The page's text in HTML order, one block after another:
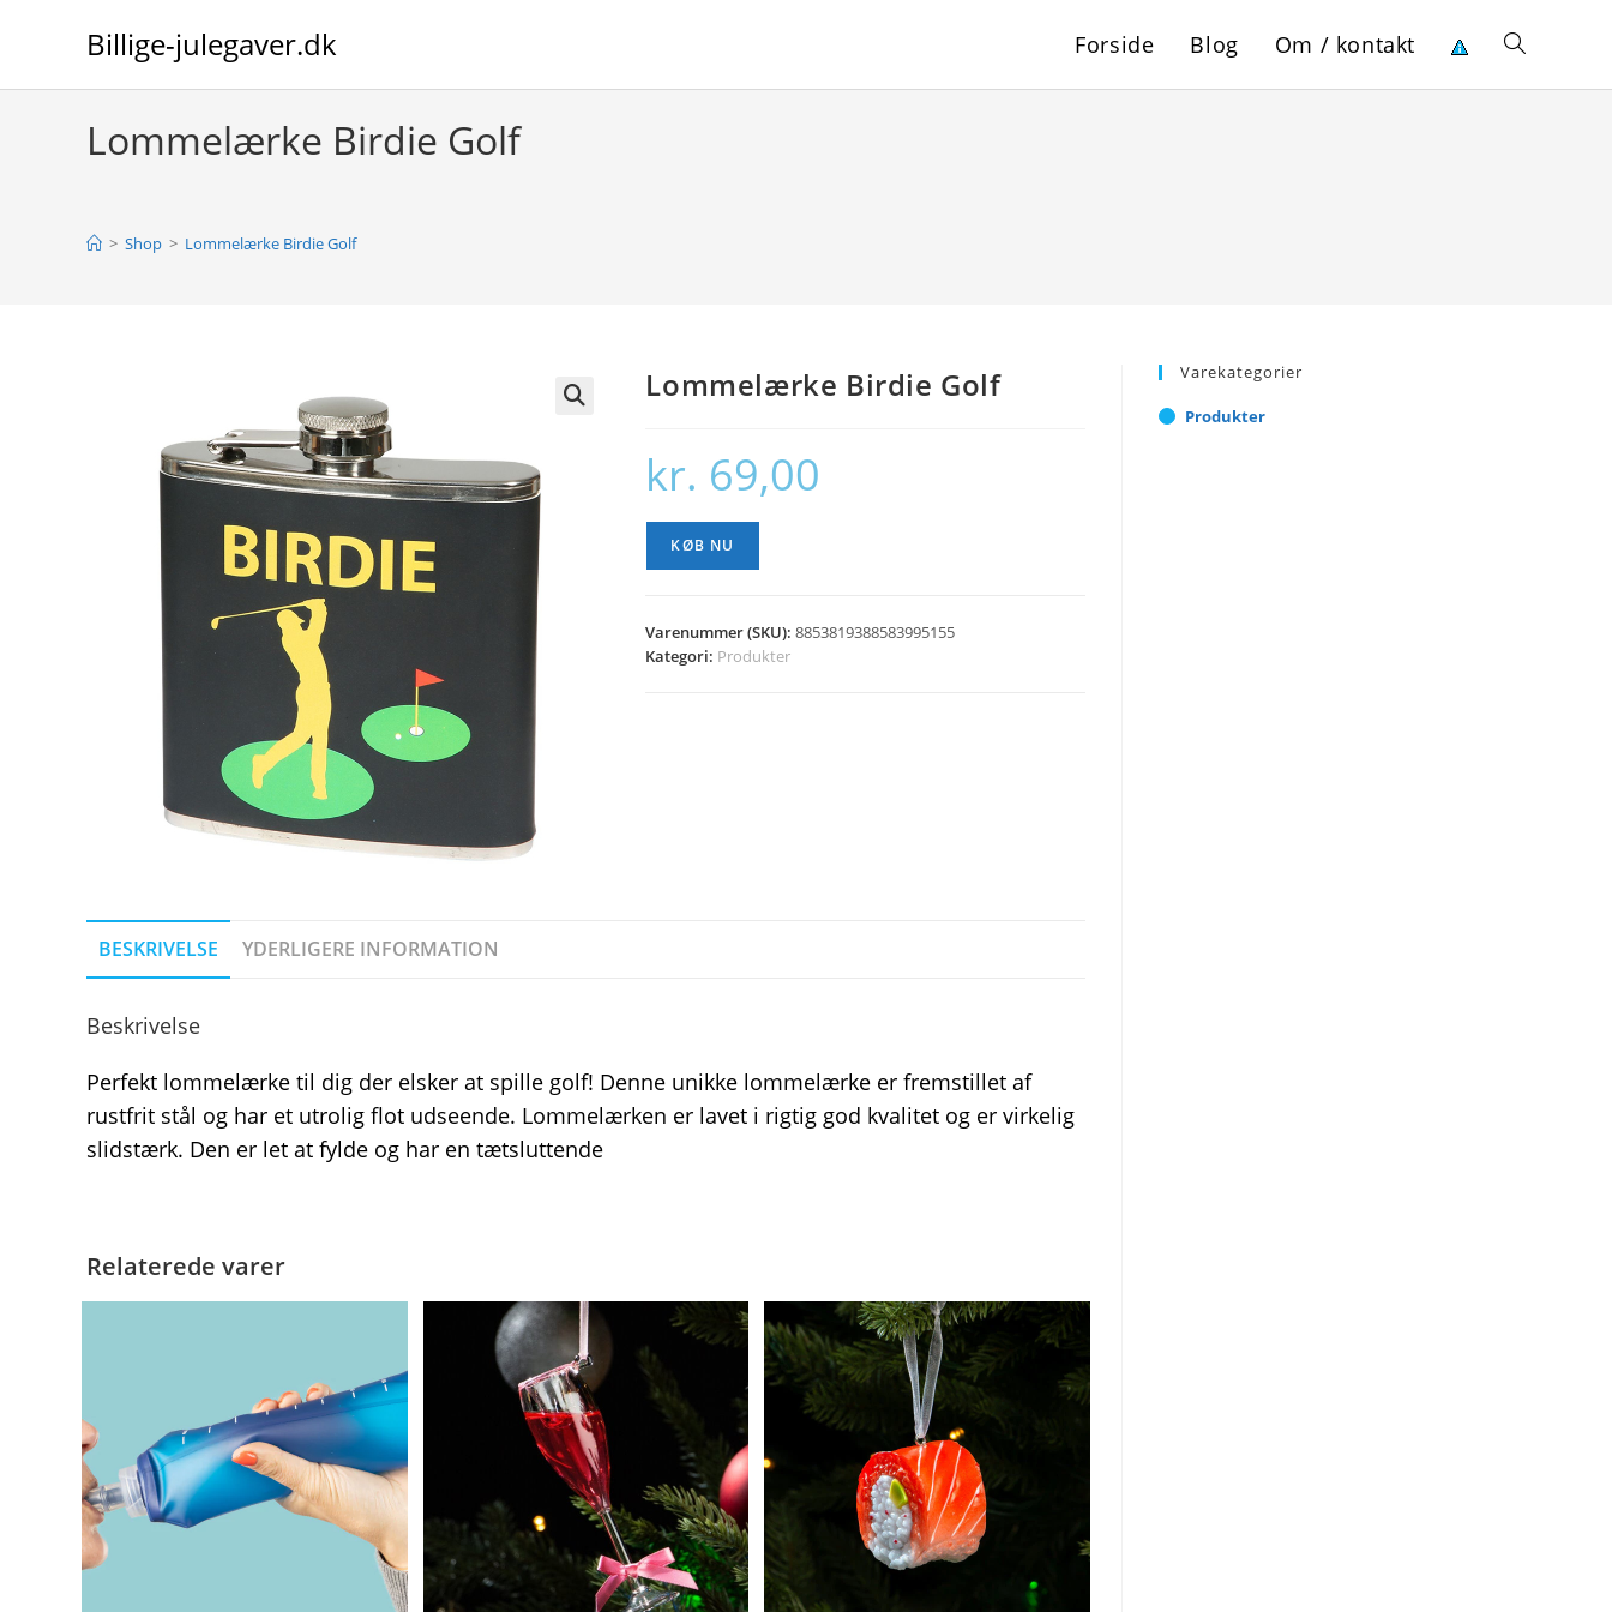
Billige-julegaver.dk Forside Blog Om / kontakt Toggle
Lommelærke Birdie Golf
> Shop > Lommelærke Birdie Golf
Lommelærke Birdie Golf
kr. 69,00
KØB NU
Varenummer (SKU):8853819388583995155
Kategori: Produkter
BESKRIVELSE YDERLIGERE INFORMATION
Beskrivelse
Perfekt lommelærke til dig der elsker at spille golf! Denne unikke lommelærke er fremstillet af
rustfrit stål og har et utrolig flot udseende. Lommelærken er lavet i rigtig god kvalitet og er virkelig
slidstærk. Den er let at fylde og har en tætsluttende
Relaterede varer
Varekategorier
Produkter